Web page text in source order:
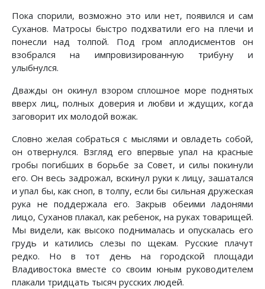
Пока спорили, возможно это или нет, появился и сам
Суханов. Матросы быстро подхватили его на плечи и
понесли над толпой. Под гром аплодисментов он
взобрался на импровизированную трибуну и
улыбнулся.
Дважды он окинул взором сплошное море поднятых
вверх лиц, полных доверия и любви и ждущих, когда
заговорит их молодой вожак.
Словно желая собраться с мыслями и овладеть собой,
он отвернулся. Взгляд его впервые упал на красные
гробы погибших в борьбе за Совет, и силы покинули
его. Он весь задрожал, вскинул руки к лицу, зашатался
и упал бы, как сноп, в толпу, если бы сильная дружеская
рука не поддержала его. Закрыв обеими ладонями
лицо, Суханов плакал, как ребенок, на руках товарищей.
Мы видели, как высоко поднималась и опускалась его
грудь и катились слезы по щекам. Русские плачут
редко. Но в тот день на городской площади
Владивостока вместе со своим юным руководителем
плакали тридцать тысяч русских людей.